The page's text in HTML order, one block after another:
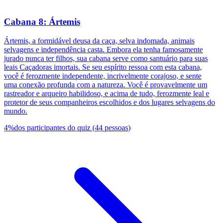
Cabana 8: Ártemis
Ártemis, a formidável deusa da caça, selva indomada, animais
selvagens e independência casta. Embora ela tenha famosamente
jurado nunca ter filhos, sua cabana serve como santuário para suas
leais Caçadoras imortais. Se seu espírito ressoa com esta cabana,
você é ferozmente independente, incrivelmente corajoso, e sente
uma conexão profunda com a natureza. Você é provavelmente um
rastreador e arqueiro habilidoso, e acima de tudo, ferozmente leal e
protetor de seus companheiros escolhidos e dos lugares selvagens do
mundo.
4%dos participantes do quiz (44 pessoas)